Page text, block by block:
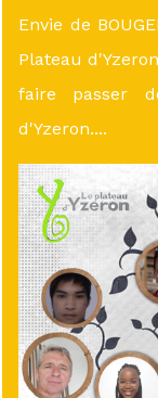
Envie de
Plateau
faire passer
d'Yzeron....